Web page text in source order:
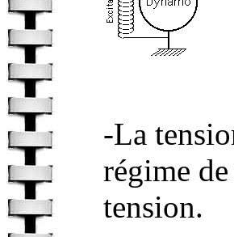
-La
régime
tension.